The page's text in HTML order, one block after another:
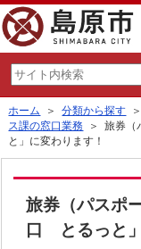
ホーム ＞分類から探す ＞
ス課の窓口業務
＞ 旅券（
と」に変わります！
旅券（パスポ
口 とるっと